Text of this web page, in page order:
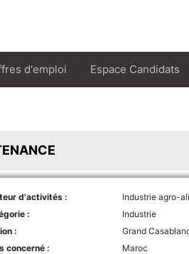
d'emploi Espace Candidats
d'activités :
Industrie agro-
:
Industrie
:
Grand
concerné :
Maroc